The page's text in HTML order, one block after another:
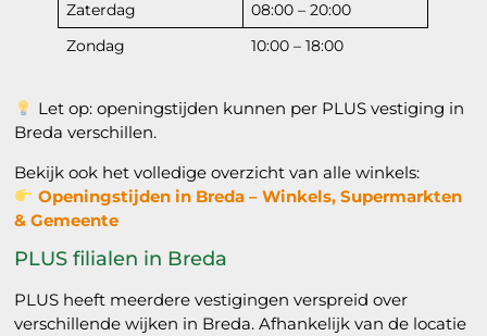
Zaterdag 08:00 – 20:00
Zondag 10:00 – 18:00
Let op: openingstijden kunnen per PLUS vestiging in
Breda verschillen.
Bekijk ook het volledige overzicht van alle winkels:
Openingstijden in Breda – Winkels, Supermarkten
& Gemeente
PLUS filialen in Breda
PLUS heeft meerdere vestigingen verspreid over
verschillende wijken in Breda. Afhankelijk van de locatie